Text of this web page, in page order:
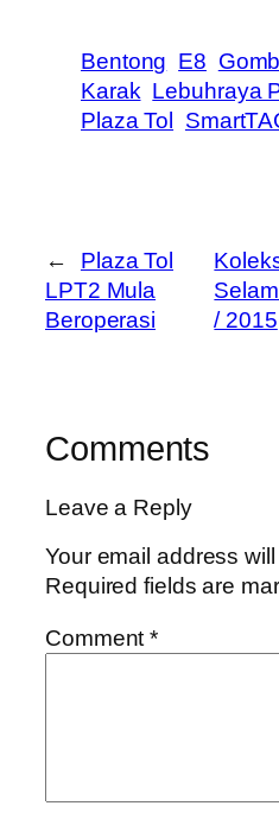
Bentong E8
Karak Lebuhraya
Plaza Tol
←
Plaza Tol
LPT2 Mula
Beroperasi
/ 2015
Comments
Leave a Reply
Your email address
Required fields are
Comment*